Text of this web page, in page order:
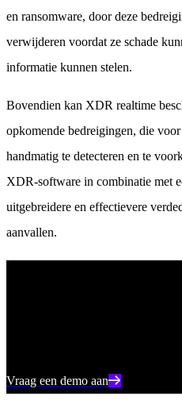
en ransomware, door deze
verwijderen voordat ze schade
informatie kunnen stelen.
Bovendien kan XDR realtime
opkomende bedreigingen, die
handmatig te detecteren en te
XDR-software in combinatie met
uitgebreidere en effectievere
aanvallen.
Vraag een demo aan